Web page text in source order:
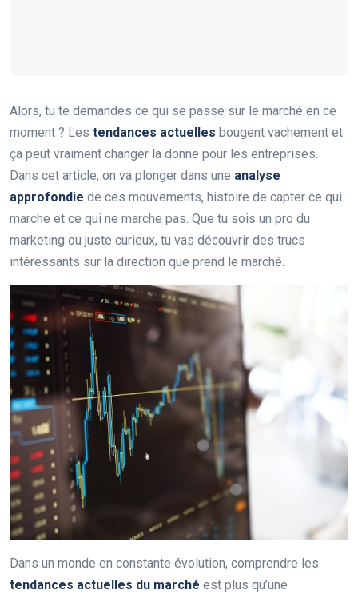
Alors, tu te demandes ce qui se passe sur le marché en ce
moment ? Les tendances actuelles bougent vachement et
ça peut vraiment changer la donne pour les entreprises.
Dans cet article, on va plonger dans une analyse
approfondie de ces mouvements, histoire de capter ce qui
marche et ce qui ne marche pas. Que tu sois un pro du
marketing ou juste curieux, tu vas découvrir des trucs
intéressants sur la direction que prend le marché.
Dans un monde en constante évolution, comprendre les
tendances actuelles du marché est plus qu’une